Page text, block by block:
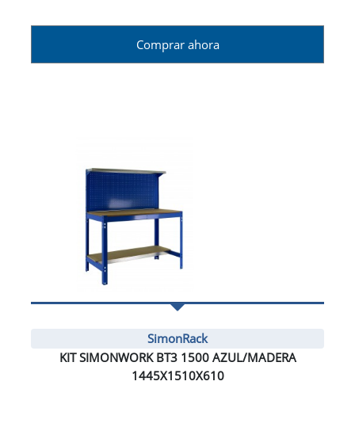
Comprar ahora
SimonRack
KIT SIMONWORK BT3 1500 AZUL/MADERA
1445X1510X610